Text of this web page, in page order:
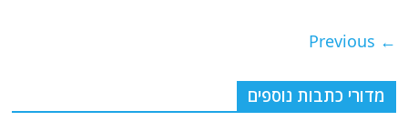
← Previous
מדורי כתבות נוספים